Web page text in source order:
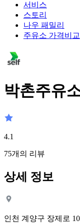
서비스
스토리
나우 패밀리
주유소 가격비교
박촌주유
4.1
75개의 리뷰
상세 정보
인천 계양구 장제로